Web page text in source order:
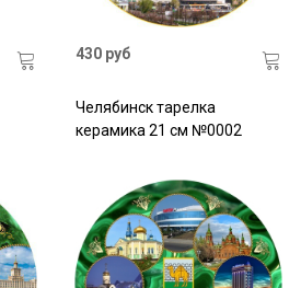
430 руб
Челябинск тарелка
керамика 21 см №0002